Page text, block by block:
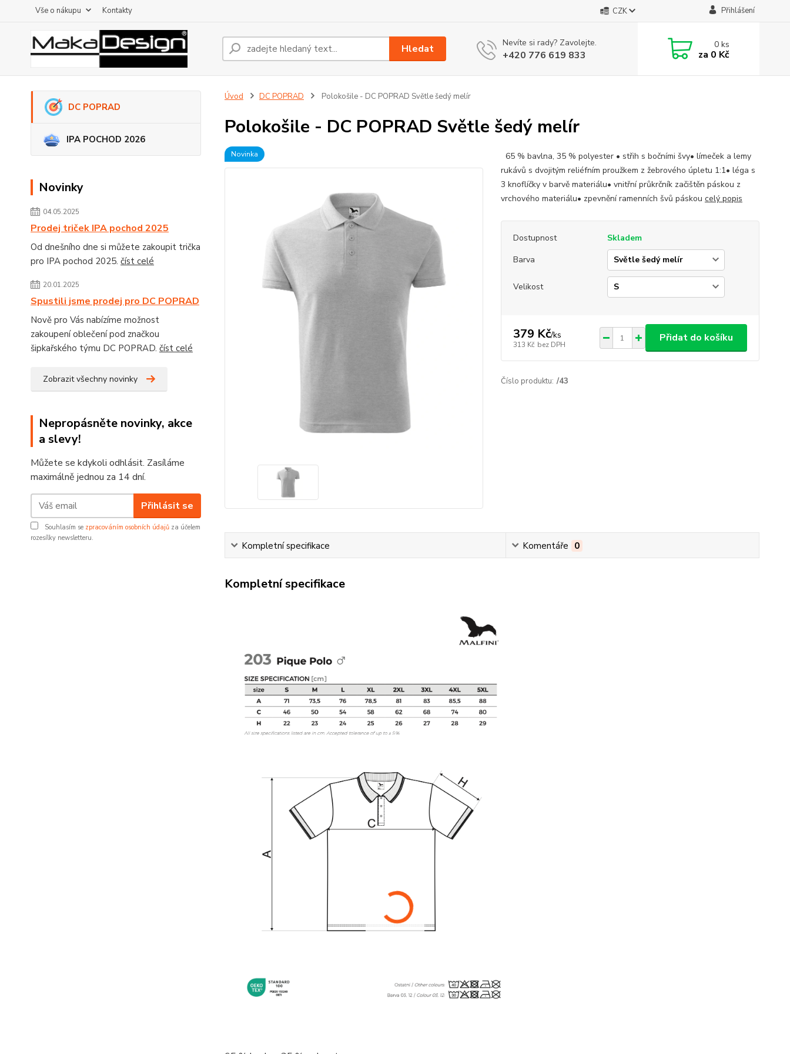
Vše o nákupu Kontakty CZK Přihlášení
Hledat Nevíte si rady? Zavolejte.
+420 776 619 833
0ks
za 0 Kč
DC POPRAD
IPA POCHOD 2026
Novinky
04.05.2025
Prodej triček IPA pochod 2025
Od dnešního dne si můžete zakoupit trička
pro IPA pochod 2025. číst celé
20.01.2025
Spustili jsme prodej pro DC POPRAD
Nově pro Vás nabízíme možnost
zakoupení oblečení pod značkou
šipkařského týmu DC POPRAD. číst celé
Zobrazit všechny novinky
Nepropásněte novinky, akce
a slevy!
Můžete se kdykoli odhlásit. Zasíláme
maximálně jednou za 14 dní.
Přihlásit se
Souhlasím se zpracováním osobních údajů za účelem
rozesílky newsletteru.
Úvod DC POPRAD Polokošile - DC POPRAD Světle šedý melír
Polokošile - DC POPRAD Světle šedý melír
Novinka
65 % bavlna, 35 % polyester • střih s bočními švy• límeček a lemy
rukávů s dvojitým reliéfním proužkem z žebrového úpletu 1:1• léga s
3 knoflíčky v barvě materiálu• vnitřní průkrčník začištěn páskou z
vrchového materiálu• zpevnění ramenních švů páskou celý popis
Dostupnost
Skladem
Barva
Velikost
379 Kč/ks
313 Kč bez DPH
Přidat do košíku
Číslo produktu: /43
Kompletní specifikace Komentáře 0
Kompletní specifikace